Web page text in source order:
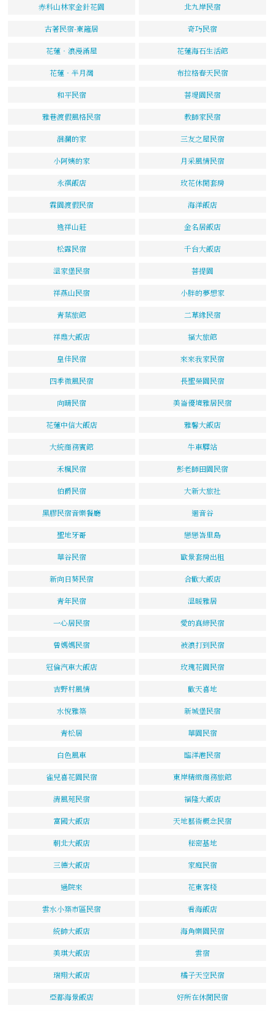
赤科山林家金針花園 北九岸民宿
古著民宿-東籬居 奇巧民宿
花蓮‧浪漫滿屋 花蓮海石生活館
花蓮‧半月灣 布拉格春天民宿
和平民宿 菩堤園民宿
雅巷渡假風格民宿 教師家民宿
洄瀾的家 三友之屋民宿
小阿姨的家 月采風情民宿
永祺飯店 玫花休閒套房
霖園渡假民宿 海洋飯店
逸祥山莊 金名居飯店
松露民宿 千台大飯店
溫家堡民宿 菩提園
祥燕山民宿 小胖的夢想家
青葉旅館 二草緣民宿
祥鼎大飯店 福大旅館
皇佳民宿 來來我家民宿
四季微風民宿 長聖榮園民宿
向晴民宿 美崙優境雅居民宿
花蓮中信大飯店 雅馨大飯店
大統商務賓館 牛車驛站
禾楓民宿 彭老師田園民宿
伯爵民宿 大新大旅社
黑膠民宿音樂餐廳 迴音谷
聖地牙哥 戀戀峇里島
華谷民宿 歐景套房出租
新向日葵民宿 合歡大飯店
青年民宿 溫暖雅居
一心居民宿 愛的真締民宿
曾媽媽民宿 被浪打到民宿
冠倫汽車大飯店 玫瑰花園民宿
吉野村風情 歡天喜地
水悅雅築 新城堡民宿
青松居 華園民宿
白色風車 臨洋港民宿
雀兒喜花園民宿 東岸精緻商務旅館
清風苑民宿 福隆大飯店
富國大飯店 天地藝術概念民宿
朝北大飯店 秘密基地
三德大飯店 家庭民宿
過院來 花東客棧
雲水小築市區民宿 看海飯店
統帥大飯店 海角樂園民宿
美琪大飯店 雲宿
瑞翔大飯店 橘子天空民宿
亞都海景飯店 好所在休閒民宿